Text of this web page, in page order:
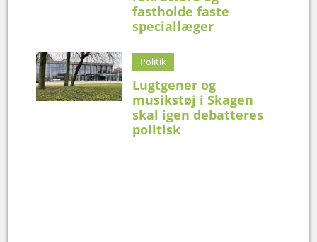
fastholde faste
speciallæger
Politik
Lugtgener og
musikstøj i Skagen
skal igen debatteres
politisk